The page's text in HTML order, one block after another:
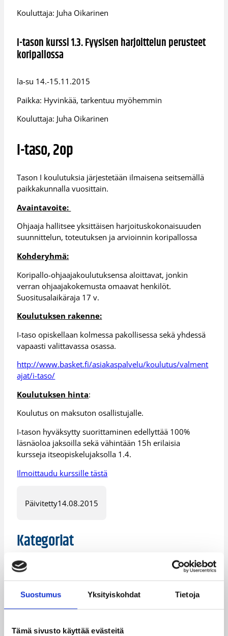
Suostumus Yksityiskohdat Tietoja
Tämä sivusto käyttää evästeitä
Kouluttaja: Juha Oikarinen
I-tason kurssi 1.3. Fyysisen harjoittelun perusteet
koripallossa
la-su 14.-15.11.2015
Paikka: Hyvinkää, tarkentuu myöhemmin
Kouluttaja: Juha Oikarinen
I-taso, 2op
Tason I koulutuksia järjestetään ilmaisena seitsemällä
paikkakunnalla vuosittain.
Avaintavoite:
Ohjaaja hallitsee yksittäisen harjoituskokonaisuuden
suunnittelun, toteutuksen ja arvioinnin koripallossa
Kohderyhmä:
Koripallo-ohjaajakoulutuksensa aloittavat, jonkin
verran ohjaajakokemusta omaavat henkilöt.
Suositusalaikäraja 17 v.
Koulutuksen rakenne:
I-taso opiskellaan kolmessa pakollisessa sekä yhdessä
vapaasti valittavassa osassa.
http://www.basket.fi/asiakaspalvelu/koulutus/valment
ajat/i-taso/
Koulutuksen hinta:
Koulutus on maksuton osallistujalle.
I-tason hyväksytty suorittaminen edellyttää 100%
läsnäoloa jaksoilla sekä vähintään 15h erilaisia
kursseja itseopiskelujaksolla 1.4.
Ilmoittaudu kurssille tästä
Päivitetty14.08.2015
Kategoriat
Koripalloliitto
Koulutus
Läntinen alue
Valmentajat